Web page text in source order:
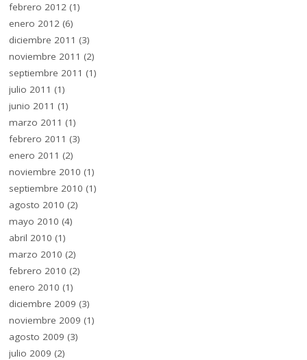
febrero 2012 (1)
enero 2012 (6)
diciembre 2011 (3)
noviembre 2011 (2)
septiembre 2011 (1)
julio 2011 (1)
junio 2011 (1)
marzo 2011 (1)
febrero 2011 (3)
enero 2011 (2)
noviembre 2010 (1)
septiembre 2010 (1)
agosto 2010 (2)
mayo 2010 (4)
abril 2010 (1)
marzo 2010 (2)
febrero 2010 (2)
enero 2010 (1)
diciembre 2009 (3)
noviembre 2009 (1)
agosto 2009 (3)
julio 2009 (2)